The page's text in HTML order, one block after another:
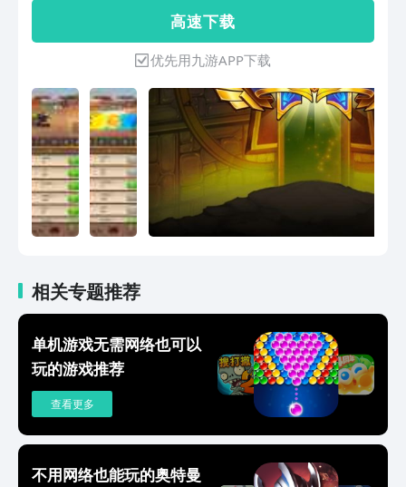
高 速 下 载
优先用九游APP下载
相关专题推荐
单机游戏无需网络也可以
玩的游戏推荐
查看更多
不用网络也能玩的奥特曼